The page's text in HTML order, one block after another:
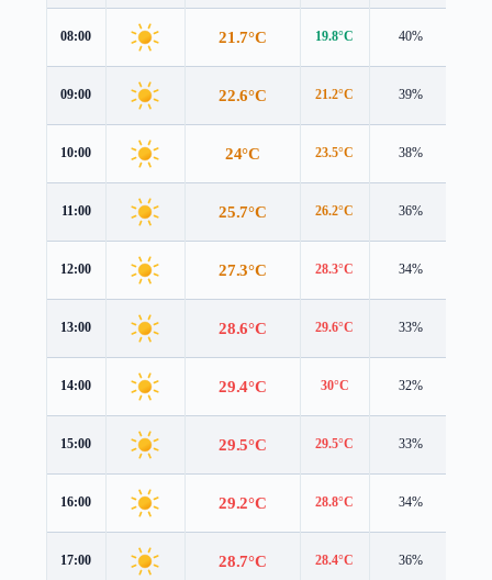
08:00 21.7°C 19.8°C 40%
09:00 22.6°C 21.2°C 39%
10:00 24°C 23.5°C 38%
11:00 25.7°C 26.2°C 36%
12:00 27.3°C 28.3°C 34%
13:00 28.6°C 29.6°C 33%
14:00 29.4°C 30°C 32%
15:00 29.5°C 29.5°C 33%
16:00 29.2°C 28.8°C 34%
17:00 28.7°C 28.4°C 36%